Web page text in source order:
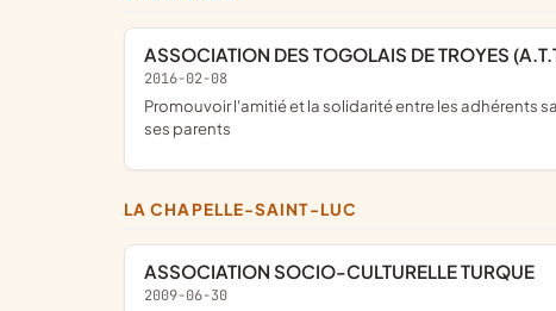
ASSOCIATION DES TOGOLAIS DE TROYES
2016-02-08
promouvoir l'amitié et la solidarité entre les adhérents sans aucune distinction ; apporter une contribution financière et morale à chacun de ses membre suite à la perte de l'un de
ses parents
LA CHAPELLE-SAINT-LUC
ASSOCIATION SOCIO-CULTURELLE TURQUE
2009-06-30